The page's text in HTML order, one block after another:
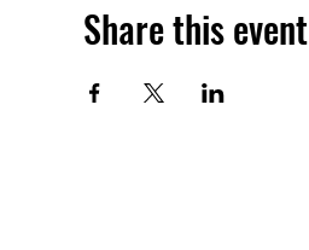
Share this event